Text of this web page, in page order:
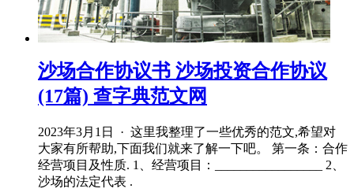
沙场合作协议书 沙场投资合作协议
(17篇) 查字典范文网
2023年3月1日 · 这里我整理了一些优秀的范文,希望对
大家有所帮助,下面我们就来了解一下吧。 第一条：合作
经营项目及性质. 1、经营项目：_________________ 2、
沙场的法定代表 .